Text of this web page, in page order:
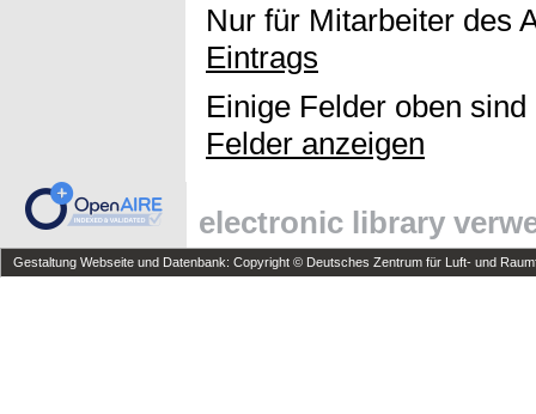
Nur für Mitarbeiter des
Eintrags
Einige Felder oben
Felder anzeigen
electronic library
Gestaltung Webseite und Datenbank: Copyright © Deutsches Zentrum für Luft- und